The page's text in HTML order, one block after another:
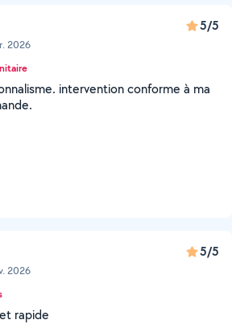
2026
5/5
intervention conforme à ma
2026
5/5
rapide